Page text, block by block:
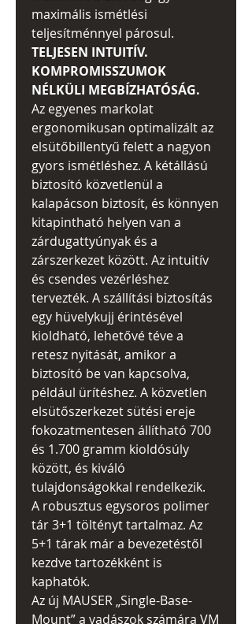
maximális ismétlési
teljesítménnyel párosul.
TELJESEN INTUITÍV.
KOMPROMISSZUMOK
NÉLKÜLI MEGBÍZHATÓSÁG.
Az egyenes markolat
ergonomikusan optimalizált az
elsütőbillentyű felett a nagyon
gyors ismétléshez. A kétállású
biztosító közvetlenül a
kalapácson biztosít, és könnyen
kitapintható helyen van a
zárdugattyúnyak és a
zárszerkezet között. Az intuitív
és csendes vezérléshez
tervezték. A szállítási biztosítás
egy hüvelykujj érintésével
kioldható, lehetővé téve a
retesz nyitását, amikor a
biztosító be van kapcsolva,
például ürítéshez. A közvetlen
elsütőszerkezet sütési ereje
fokozatmentesen állítható 700
és 1.700 gramm kioldósúly
között, és kiváló
tulajdonságokkal rendelkezik.
A robusztus egysoros polimer
tár 3+1 töltényt tartalmaz. Az
5+1 tárak már a bevezetéstől
kezdve tartozékként is
kaphatók.
Az új MAUSER „Single-Base-
Mount”a vadászok számára VM